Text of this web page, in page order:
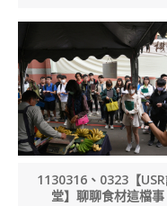
1130316、0323【
堂】聊聊食材這檔事